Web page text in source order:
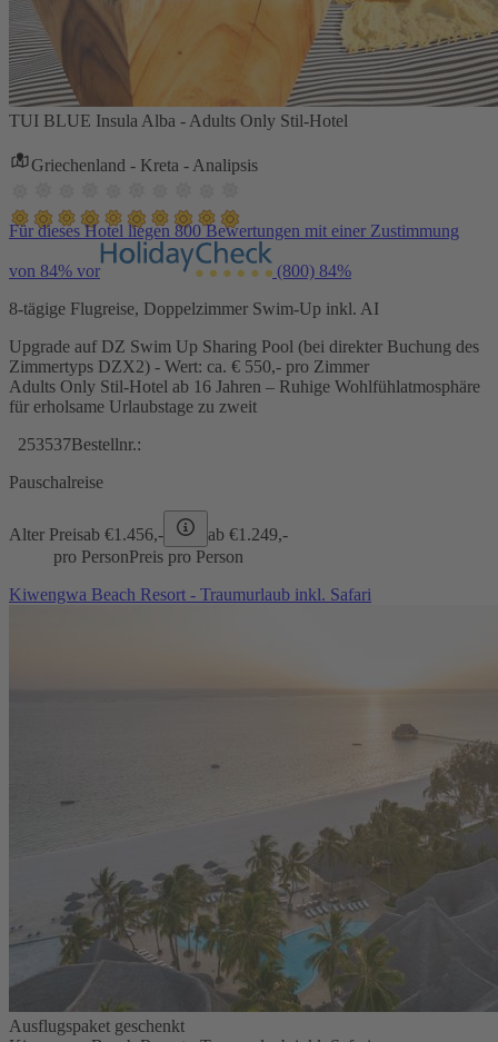
TUI BLUE Insula Alba - Adults Only Stil-Hotel
Griechenland - Kreta - Analipsis
Für dieses Hotel liegen 800 Bewertungen mit einer Zustimmung
von 84% vor (800) 84%
8-tägige Flugreise, Doppelzimmer Swim-Up inkl. AI
Upgrade auf DZ Swim Up Sharing Pool (bei direkter Buchung des
Zimmertyps DZX2) - Wert: ca. € 550,- pro Zimmer
Adults Only Stil-Hotel ab 16 Jahren – Ruhige Wohlfühlatmosphäre
für erholsame Urlaubstage zu zweit
253537Bestellnr.:
Pauschalreise
Alter Preisab €1.456,- ab €1.249,-
pro PersonPreis pro Person
Kiwengwa Beach Resort - Traumurlaub inkl. Safari
Ausflugspaket geschenkt